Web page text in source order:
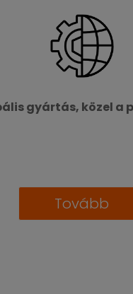
gyártás, közel a
Tovább